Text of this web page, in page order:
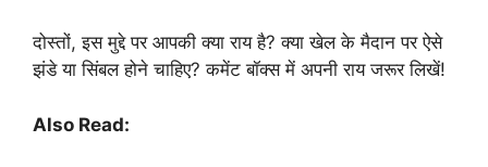
दोस्तों, इस मुद्दे पर आपकी क्या राय है? क्या खेल के मैदान पर ऐसे
झंडे या सिंबल होने चाहिए? कमेंट बॉक्स में अपनी राय जरूर लिखें!
Also Read: